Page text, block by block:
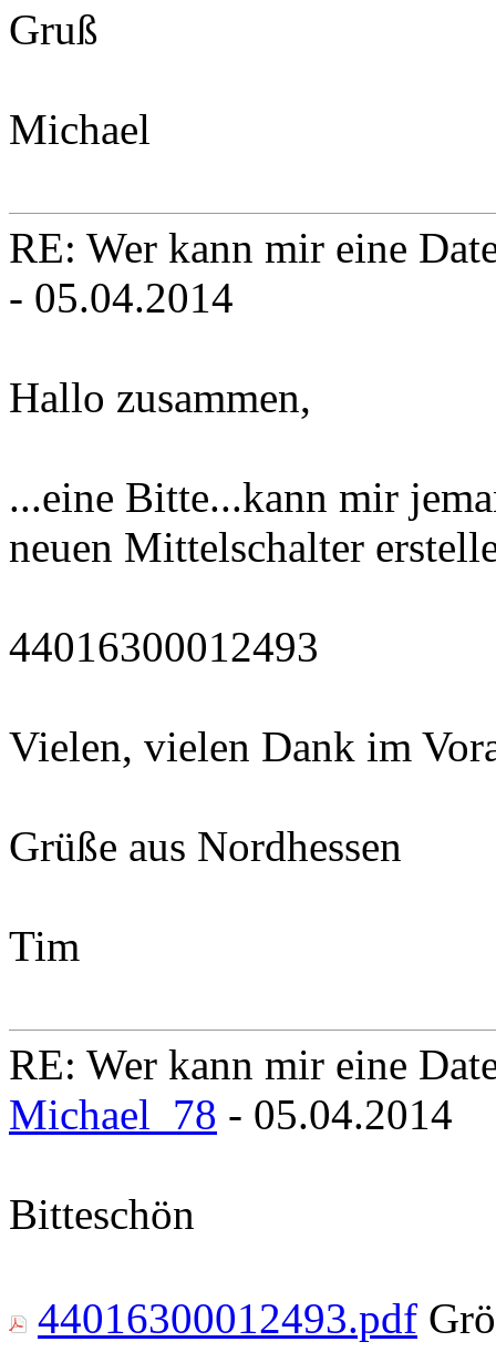
Gruß
Michael
RE: Wer kann mir eine
- 05.04.2014
Hallo zusammen,
...eine Bitte...kann mir
neuen Mittelschalter
44016300012493
Vielen, vielen Dank im
Grüße aus Nordhessen
Tim
RE: Wer kann mir eine
Michael_78 - 05.04.2014
Bitteschön
44016300012493.pdf